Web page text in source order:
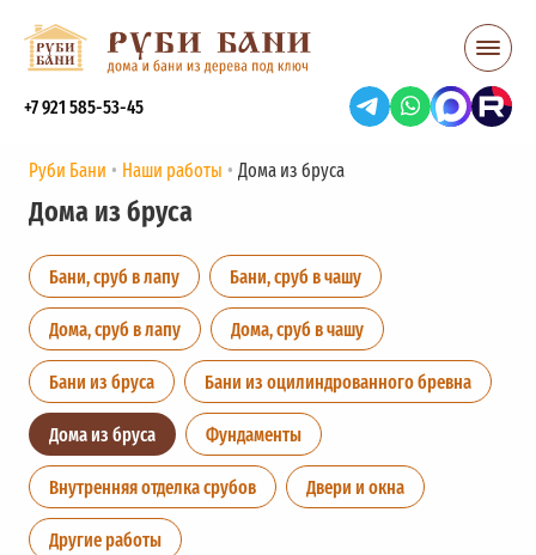
+7 921 585-53-45
Руби Бани Наши работы Дома из бруса
Дома из бруса
Бани, сруб в лапу
Бани, сруб в чашу
Дома, сруб в лапу
Дома, сруб в чашу
Бани из бруса
Бани из оцилиндрованного бревна
Дома из бруса
Фундаменты
Внутренняя отделка срубов
Двери и окна
Другие работы